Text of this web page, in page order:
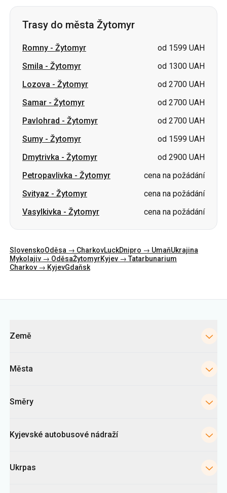
Lozova -Žytomyr
Samar-Žytomyr
od 2700 UAH
Pavlohrad-Žytomyr
od 2700 UAH
Sumy-Žytomyr
od 1599 UAH
Dmytrivka-Žytomyr
od 2900 UAH
Petropavlivka-Žytomyr
cena na požádání
Svityaz-Žytomyr
cena na požádání
Vasylkivka-Žytomyr cena na požádání
SlovenskoOděsa → Charkov Dnipro → Umaň Ukrajina
Mykolajiv → Oděsa
Charkov → KyjevGdaňsk
Kategorie